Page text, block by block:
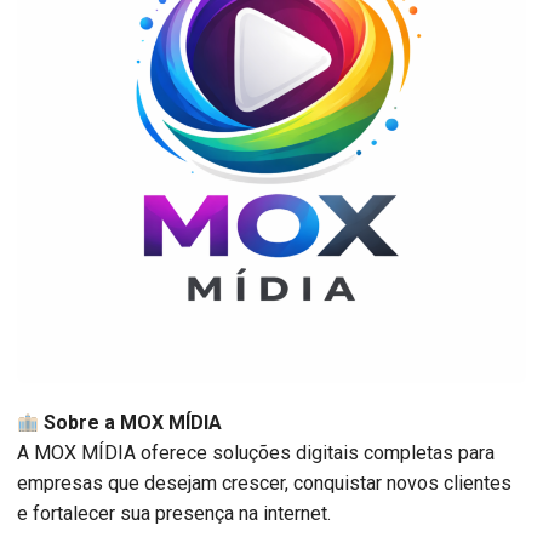
Sobre a MOX MÍDIA
A MOX MÍDIA oferece soluções digitais completas para
empresas que desejam crescer, conquistar novos clientes
e fortalecer sua presença na internet.